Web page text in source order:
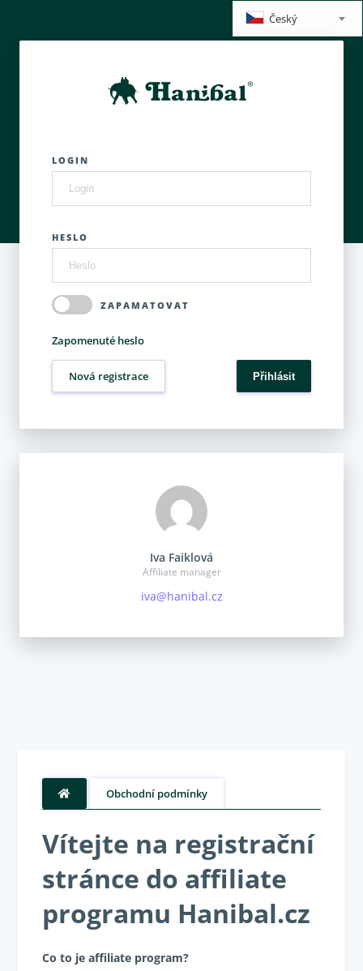
Český
LOGIN
HESLO
ZAPAMATOVAT
Zapomenuté heslo
Nová registrace
Iva Faiklová
Affiliate manager
iva@hanibal.cz
Obchodní podmínky
Vítejte na registrační
stránce do affiliate
programu Hanibal.cz
Co to je affiliate program?